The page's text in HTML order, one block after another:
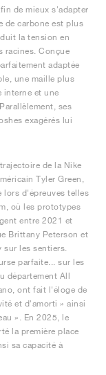
de mieux s'adapter
de carbone est plus
la tension en
racines. Conçue
adaptée
une maille plus
interne et une
ses
exagérés lui
de la Nike
Tyler Green,
lors d'épreuves telles
où les prototypes
entre 2021 et
Brittany Peterson et
sur les sentiers.
parfaite... sur les
département All
ont fait l'éloge de
et d'amorti » ainsi
». En 2025, le
la première place
sa capacité à